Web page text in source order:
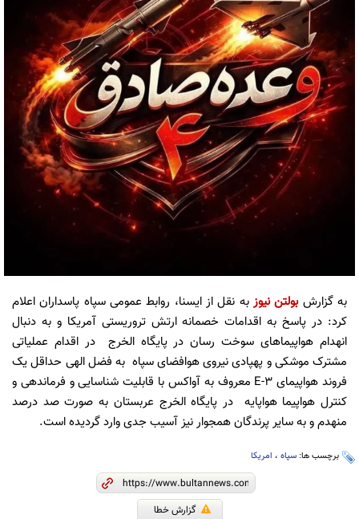
به گزارشبولتن نیوز به نقل از ایسنا، روابط عمومی سپاه پاسداران اعلام
کرد: در پاسخ به اقدامات خصمانه ارتش تروریستی آمریکا و به دنبال
انهدام هواپیماهای سوخت رسان در پایگاه الخرج در اقدام عملیاتی
مشترک موشکی و پهپادی نیروی هوافضای سپاه به فضل الهی حداقل یک
فروند هواپیمای E-3 معروف به آواکس با قابلیت شناسایی و فرماندهی و
کنترل هواپیما هواپایه در پایگاه الخرج عربستان به صورت صد درصد
منهدم و به سایر پرندگان همجوار نیز آسیب جدی وارد گردیده است.
برچسب ها: سپاه ، امریکا
گزارش خطا